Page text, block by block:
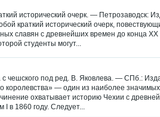
исторический очерк. — Петрозаводск:
краткий исторический очерк,
славян с древнейших времен до конца XX
студенты могут...
чешского под ред. В. Яковлева. — СПб.:
королевства» — один из наиболее
охватывает историю Чехии с
1860 году. Следует...